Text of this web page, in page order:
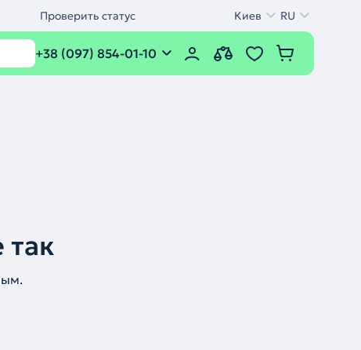
Проверить статус Киев RU
+38 (097) 854-01-10